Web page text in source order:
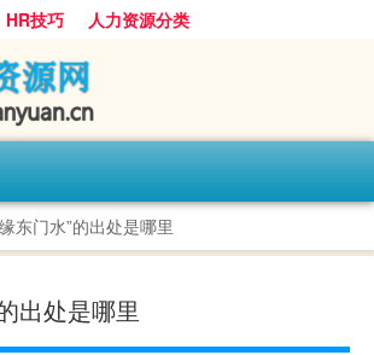
HR技巧 人力资源分类
东门水”的出处是哪里
出处是哪里